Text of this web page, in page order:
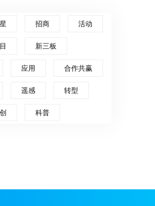
招商 活动
新三板
应用 合作共赢
遥感 转型
科普